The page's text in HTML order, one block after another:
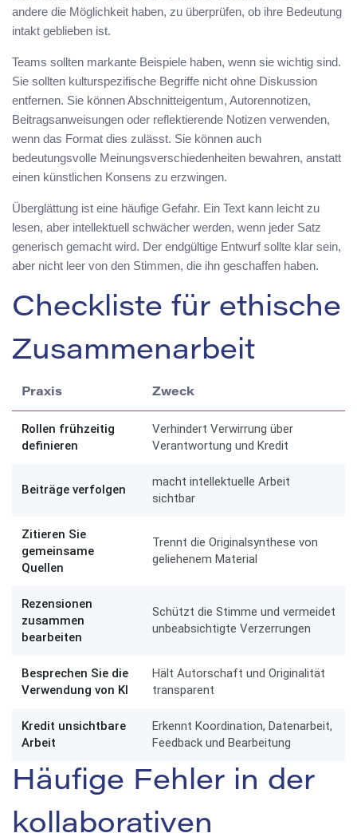
andere die Möglichkeit haben, zu überprüfen, ob ihre Bedeutung
intakt geblieben ist.
Teams sollten markante Beispiele haben, wenn sie wichtig sind.
Sie sollten kulturspezifische Begriffe nicht ohne Diskussion
entfernen. Sie können Abschnitteigentum, Autorennotizen,
Beitragsanweisungen oder reflektierende Notizen verwenden,
wenn das Format dies zulässt. Sie können auch
bedeutungsvolle Meinungsverschiedenheiten bewahren, anstatt
einen künstlichen Konsens zu erzwingen.
Überglättung ist eine häufige Gefahr. Ein Text kann leicht zu
lesen, aber intellektuell schwächer werden, wenn jeder Satz
generisch gemacht wird. Der endgültige Entwurf sollte klar sein,
aber nicht leer von den Stimmen, die ihn geschaffen haben.
Checkliste für ethische
Zusammenarbeit
Praxis Zweck
Rollen frühzeitig
definieren
Verhindert Verwirrung über
Verantwortung und Kredit
Beiträge verfolgen
macht intellektuelle Arbeit
sichtbar
Zitieren Sie
gemeinsame
Quellen
Trennt die Originalsynthese von
geliehenem Material
Rezensionen
zusammen
bearbeiten
Schützt die Stimme und vermeidet
unbeabsichtigte Verzerrungen
Besprechen Sie die
Verwendung von KI
Hält Autorschaft und Originalität
transparent
Kredit unsichtbare
Arbeit
Erkennt Koordination, Datenarbeit,
Feedback und Bearbeitung
Häufige Fehler in der
kollaborativen